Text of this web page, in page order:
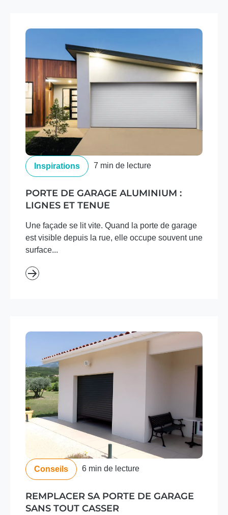
Inspirations 7 min de lecture
PORTE DE GARAGE ALUMINIUM :
LIGNES ET TENUE
Une façade se lit vite. Quand la porte de garage
est visible depuis la rue, elle occupe souvent une
surface...
Conseils 6 min de lecture
REMPLACER SA PORTE DE GARAGE
SANS TOUT CASSER